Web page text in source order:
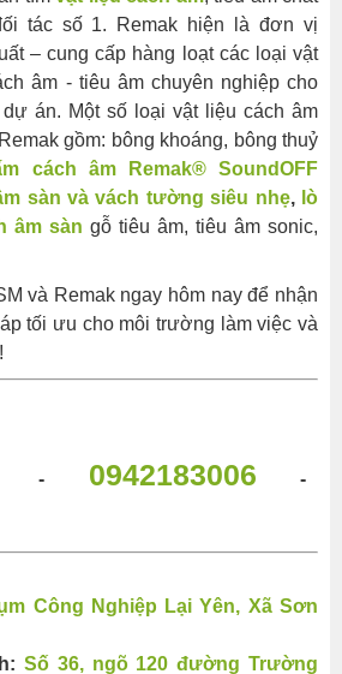
tác số 1. Remak hiện là đơn vị
– cung cấp hàng loạt các loại vật
âm - tiêu âm chuyên nghiệp cho
án. Một số loại vật liệu cách âm
gồm: bông khoáng, bông thuỷ
cách âm Remak® SoundOFF
sàn và vách tường siêu nhẹ,lò
âm sàn gỗ tiêu âm, tiêu âm sonic,
và Remak ngay hôm nay để nhận
tối ưu cho môi trường làm việc và
- 0942183006 -
Công Nghiệp Lại Yên, Xã Sơn
Số 36, ngõ 120 đường Trường